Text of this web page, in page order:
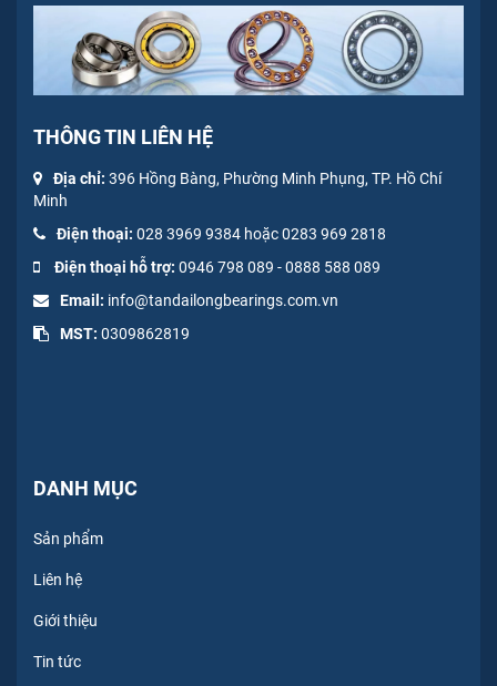
THÔNG TIN LIÊN HỆ
Địa chỉ: 396 Hồng Bàng, Phường Minh Phụng, TP. Hồ Chí
Minh
Điện thoại: 028 3969 9384 hoặc 0283 969 2818
Điện thoại hỗ trợ: 0946 798 089 -0888 588 089
Email: info@tandailongbearings.com.vn
MST: 0309862819
DANH MỤC
Sản phẩm
Liên hệ
Giới thiệu
Tin tức